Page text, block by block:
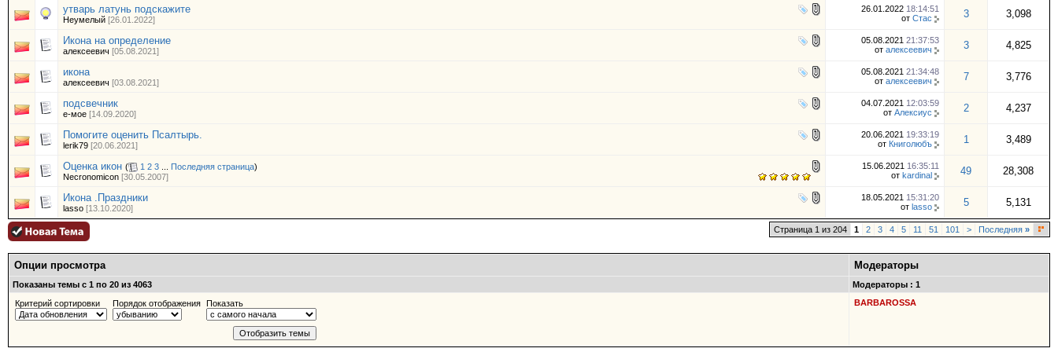
утварь латунь подскажите
Неумелый [26.01.2022]
26.01.2022 18:14:51
от Стас 3 3,098
Икона на определение
алексеевич [05.08.2021]
05.08.2021 21:37:53
от алексеевич 3 4,825
икона
алексеевич [03.08.2021]
05.08.2021 21:34:48
от алексеевич 7 3,776
подсвечник
е-мое [14.09.2020]
04.07.2021 12:03:59
от Алексиус 2 4,237
Помогите оценить Псалтырь.
lerik79 [20.06.2021]
20.06.2021 19:33:19
от Книголюбъ 1 3,489
Оценка икон ( 1 2 3 Последняя страница)
Necronomicon [30.05.2007]
15.06.2021 16:35:11
от kardinal 49 28,308
Икона .Праздники
lasso [13.10.2020]
18.05.2021 15:31:20
от lasso 5 5,131
Страница 1 из 204 1 2 3 4 5 11 51 101 > Последняя »
Опции просмотра Модераторы
Показаны темы с 1 по 20 из 4063
Модераторы : 1
Критерий сортировки
Порядок отображения Показать BARBAROSSA